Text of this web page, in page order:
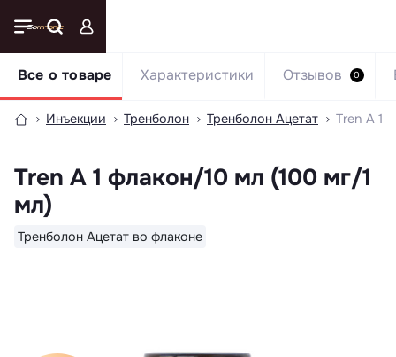
Инъекции Тренболон Тренболон Ацетат Tren A 1
Tren A 1 флакон/10 мл (100 мг/1
мл)
Тренболон Ацетат во флаконе
Все о товаре Характеристики Отзывов 0